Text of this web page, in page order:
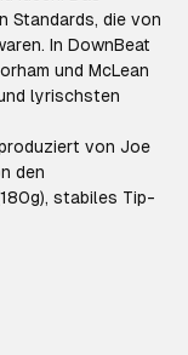
Standards, die von
In DownBeat
und McLean
lyrischsten
produziert von Joe
den
stabiles Tip-